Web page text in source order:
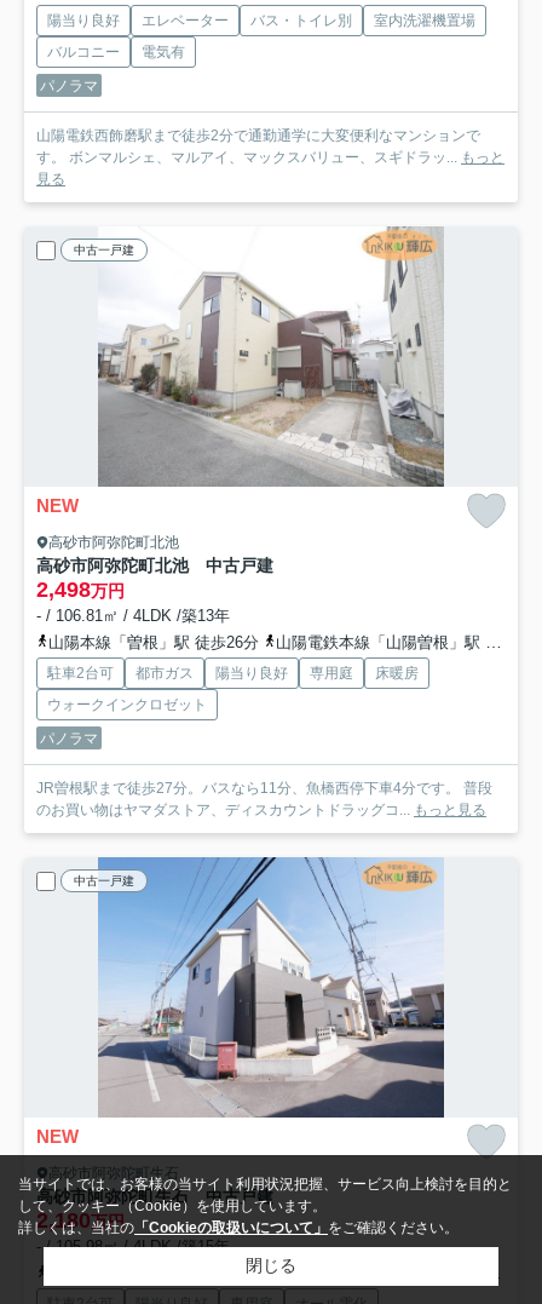
陽当り良好 エレベーター バス・トイレ別
室内洗濯機置場
バルコニー
電気有
パノラマ
山陽電鉄西飾磨駅まで徒歩2分で通勤通学に大変便利なマンションで
す。 ボンマルシェ、マルアイ、マックスバリュー、スギドラッ...
もっと
見る
中古一戸建
NEW
高砂市阿弥陀町北池
高砂市阿弥陀町北池 中古戸建
2,498万円
- / 106.81㎡ / 4LDK /築13年
山陽本線「曽根」駅 徒歩26分
山陽電鉄本線「山陽曽根」駅 徒歩37分
駐車2台可 都市ガス 陽当り良好 専用庭
床暖房
ウォークインクロゼット
パノラマ
JR曽根駅まで徒歩27分。バスなら11分、魚橋西停下車4分です。 普段
のお買い物はヤマダストア、ディスカウントドラッグコ... もっと見る
中古一戸建
NEW
高砂市阿弥陀町生石
高砂市阿弥陀町生石 中古戸建
2,180万円
- / 105.98㎡ / 4LDK /築15年
山陽本線「宝殿」駅 徒歩20分
山陽電鉄本線「伊保」駅 徒歩28分
当サイトでは、お客様の当サイト利用状況把握、サービス向上検討を目的と
して、クッキー（Cookie）を使用しています。
詳しくは、当社の 「Cookieの取扱いについて」 をご確認ください。
閉じる